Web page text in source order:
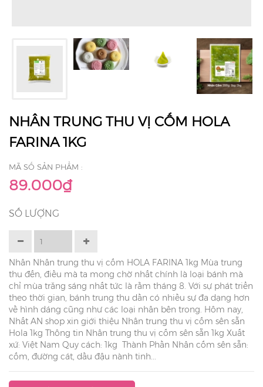
NHÂN TRUNG THU VỊ CỐM HOLA
FARINA 1KG
MÃ SỐ SẢN PHẨM :
89.000₫
SỐ LƯỢNG
Nhân Nhân trung thu vị cốm HOLA FARINA 1kg Mùa trung
thu đến, điều mà ta mong chờ nhất chính là loại bánh mà
chỉ mùa trăng sáng nhất tức là rằm tháng 8. Với sự phát triển
theo thời gian, bánh trung thu dần có nhiều sự đa dạng hơn
về hình dáng cũng như các loại nhân bên trong. Hôm nay,
Nhất AN shop xin giới thiệu Nhân trung thu vị cốm sên sẵn
Hola 1kg Thông tin Nhân trung thu vị cốm sên sẵn 1kg Xuất
xứ: Việt Nam Quy cách: 1kg Thành Phần Nhân cốm sên sẵn:
cốm, đường cát, dầu đậu nành tinh...